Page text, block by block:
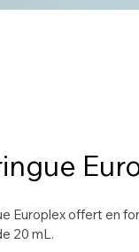
Europlex offert en
20 mL.